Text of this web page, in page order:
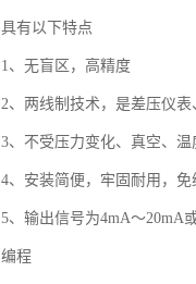
具有以下特点
1、无盲区，高精度
2、两线制技术，是差压仪
3、不受压力变化、真空、
4、安装简便，牢固耐用，免
5、输出信号为4mA～20mA
编程